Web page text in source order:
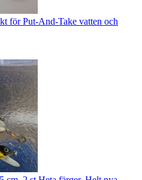
för Put-And-Take vatten och